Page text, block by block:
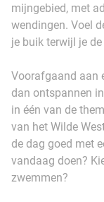
mijngebied, met
wendingen. Voel
je buik terwijl je
Voorafgaand aan
dan ontspannen
in één van de
van het Wilde
de dag goed met
vandaag doen?
zwemmen?